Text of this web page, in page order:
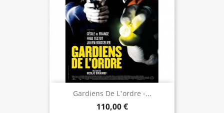
Gardiens De L'ordre -...
110,00 €